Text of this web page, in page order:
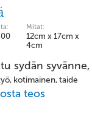
Mitat:
12cm x 17cm x
4cm
sydän
kotimainen, taide
teos